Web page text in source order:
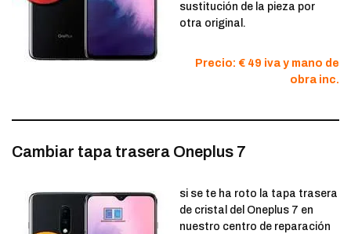
sustitución de la pieza por
otra original.
Precio: € 49 iva y mano de
obra inc.
Cambiar tapa trasera Oneplus 7
si se te ha roto la tapa trasera
de cristal del Oneplus 7 en
nuestro centro de reparación